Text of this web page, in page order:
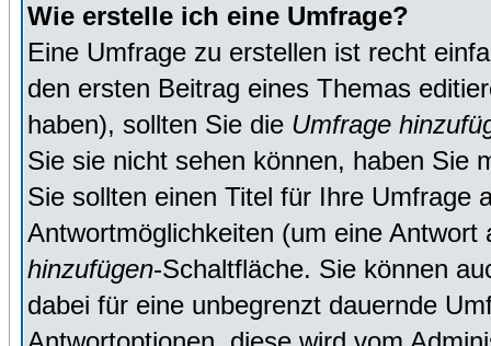
Wie erstelle ich eine Umfrage?
Eine Umfrage zu erstellen ist recht
den ersten Beitrag eines Themas
haben), sollten Sie die Umfrage
Sie sie nicht sehen können, haben Sie
Sie sollten einen Titel für Ihre Umfrage
Antwortmöglichkeiten (um eine
hinzufügen-Schaltfläche. Sie können
dabei für eine unbegrenzt dauernde